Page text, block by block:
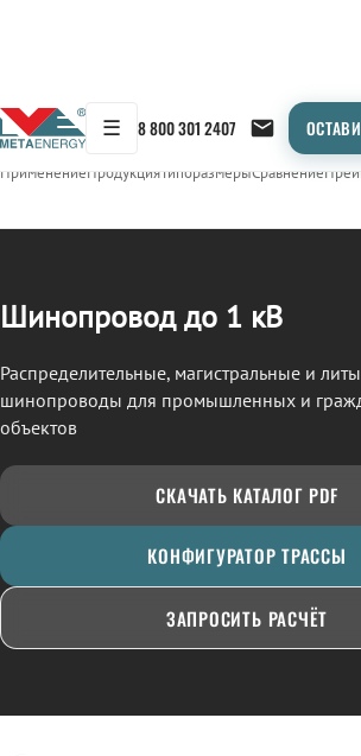
☰ 8 800 301 2407
← Продукция/ШИНОПРОВОД
ПрименениеПродукцияТипоразмерыСравнение
Шинопровод до 1 кВ
Распределительные, магистральные и
шинопроводы для промышленных и
объектов
СКАЧАТЬ КАТАЛОГ PDF
КОНФИГУРАТОР ТРАССЫ
ЗАПРОСИТЬ РАСЧЁТ